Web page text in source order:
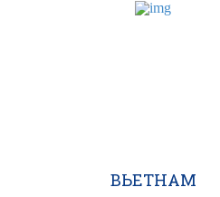
ВЬЕТНАМ